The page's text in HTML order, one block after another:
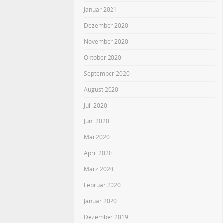
Januar 2021
Dezember 2020
November 2020
Oktober 2020
September 2020
August 2020
Juli 2020
Juni 2020
Mai 2020
April 2020
März 2020
Februar 2020
Januar 2020
Dezember 2019